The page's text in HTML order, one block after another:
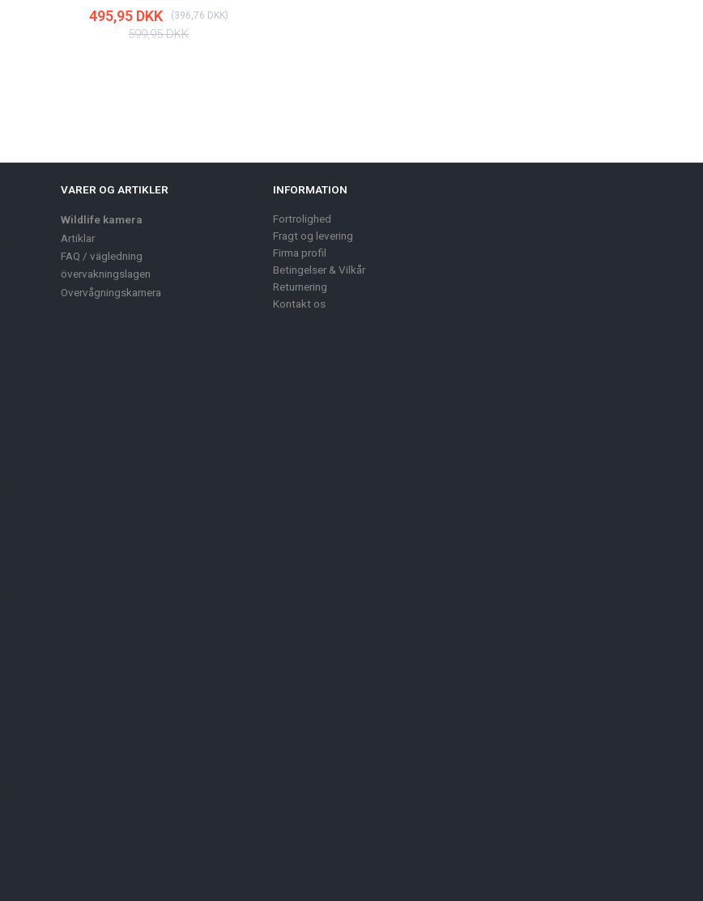
495,95 DKK (396,76 DKK)
599,95 DKK
VARER OG ARTIKLER
Wildlife kamera
Artiklar
FAQ / vägledning
övervakningslagen
Overvågningskamera
INFORMATION
Fortrolighed
Fragt og levering
Firma profil
Betingelser & Vilkår
Returnering
Kontakt os